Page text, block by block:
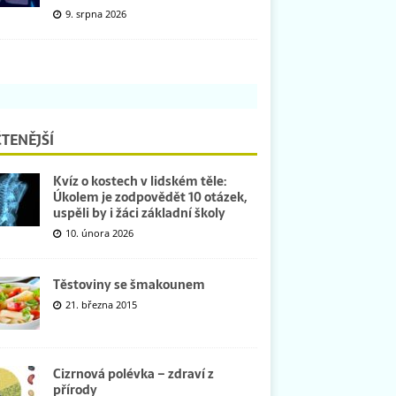
9. srpna 2026
Kvíz o kostech v lidském těle:
Úkolem je zodpovědět 10 otázek,
uspěli by i žáci základní školy
10. února 2026
Těstoviny se šmakounem
21. března 2015
Cizrnová polévka – zdraví z
přírody